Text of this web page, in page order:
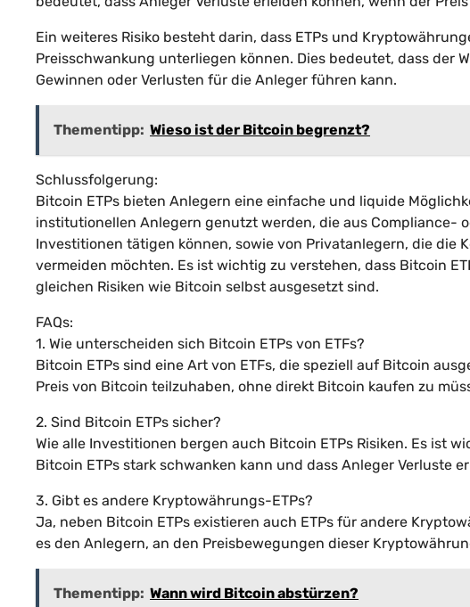
Ein weiteres Risiko besteht darin, dass ETPs und
Preisschwankung unterliegen können. Dies bedeutet, dass der
Gewinnen oder Verlusten für die Anleger führen kann.
Thementipp: Wieso ist der Bitcoin begrenzt?
Schlussfolgerung:
Bitcoin ETPs bieten Anlegern eine einfache und liquide
institutionellen Anlegern genutzt werden, die aus Compliance-
Investitionen tätigen können, sowie von Privatanlegern, die
vermeiden möchten. Es ist wichtig zu verstehen, dass Bitcoin
gleichen Risiken wie Bitcoin selbst ausgesetzt sind.
FAQs:
1. Wie unterscheiden sich Bitcoin ETPs von ETFs?
Bitcoin ETPs sind eine Art von ETFs, die speziell auf Bitcoin
Preis von Bitcoin teilzuhaben, ohne direkt Bitcoin kaufen zu
2. Sind Bitcoin ETPs sicher?
Wie alle Investitionen bergen auch Bitcoin ETPs Risiken. Es ist
Bitcoin ETPs stark schwanken kann und dass Anleger Verluste
3. Gibt es andere Kryptowährungs-ETPs?
Ja, neben Bitcoin ETPs existieren auch ETPs für andere
es den Anlegern, an den Preisbewegungen dieser
Thementipp: Wann wird Bitcoin abstürzen?